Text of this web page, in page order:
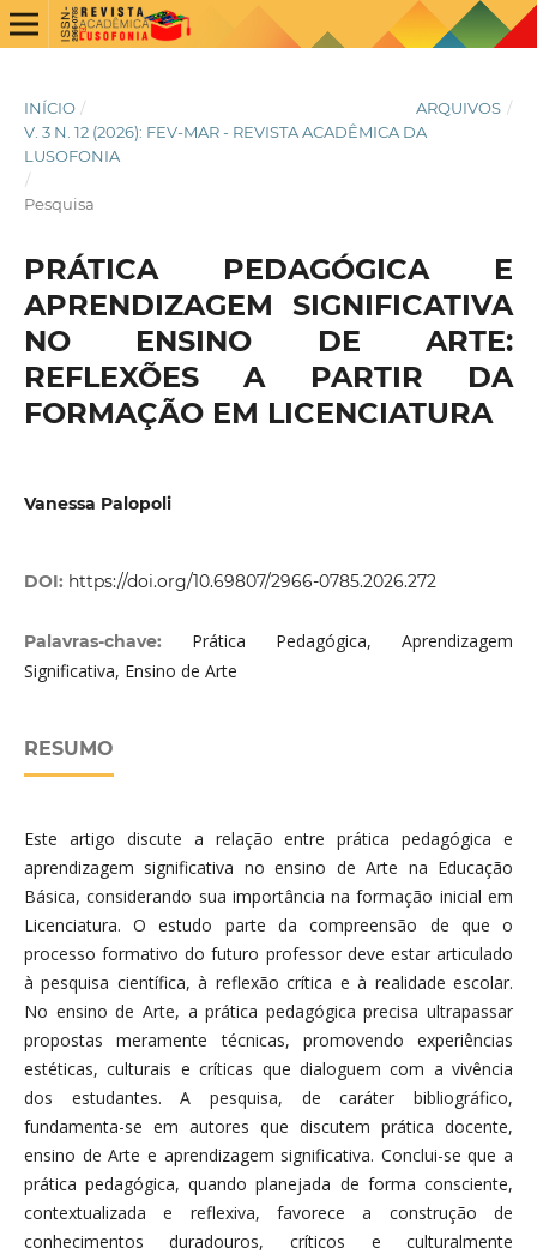
INÍCIO / ARQUIVOS /
V. 3 N. 12 (2026): FEV-MAR - REVISTA ACADÊMICA DA
LUSOFONIA
/
Pesquisa
PRÁTICA PEDAGÓGICA E
APRENDIZAGEM SIGNIFICATIVA
NO ENSINO DE ARTE:
REFLEXÕES A PARTIR DA
FORMAÇÃO EM LICENCIATURA
Vanessa Palopoli
DOI: https://doi.org/10.69807/2966-0785.2026.272
Palavras-chave: Prática Pedagógica, Aprendizagem
Significativa, Ensino de Arte
RESUMO
Este artigo discute a relação entre prática pedagógica e
aprendizagem significativa no ensino de Arte na Educação
Básica, considerando sua importância na formação inicial em
Licenciatura. O estudo parte da compreensão de que o
processo formativo do futuro professor deve estar articulado
à pesquisa científica, à reflexão crítica e à realidade escolar.
No ensino de Arte, a prática pedagógica precisa ultrapassar
propostas meramente técnicas, promovendo experiências
estéticas, culturais e críticas que dialoguem com a vivência
dos estudantes. A pesquisa, de caráter bibliográfico,
fundamenta-se em autores que discutem prática docente,
ensino de Arte e aprendizagem significativa. Conclui-se que a
prática pedagógica, quando planejada de forma consciente,
contextualizada e reflexiva, favorece a construção de
conhecimentos duradouros, críticos e culturalmente